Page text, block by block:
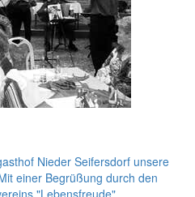
Nieder Seifersdorf unsere
einer Begrüßung durch den